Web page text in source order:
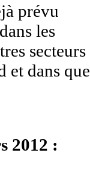
prévu
les
secteurs
et dans
2012 :